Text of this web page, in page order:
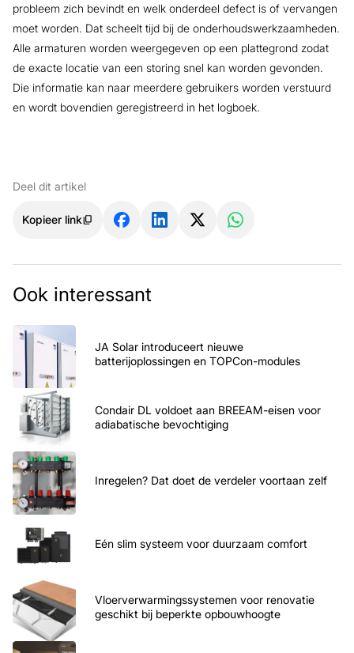
probleem zich bevindt en welk onderdeel defect is of vervangen
moet worden. Dat scheelt tijd bij de onderhoudswerkzaamheden.
Alle armaturen worden weergegeven op een plattegrond zodat
de exacte locatie van een storing snel kan worden gevonden.
Die informatie kan naar meerdere gebruikers worden verstuurd
en wordt bovendien geregistreerd in het logboek.
Deel dit artikel
Kopieer link
Ook interessant
JA Solar introduceert nieuwe
batterijoplossingen en TOPCon-modules
Condair DL voldoet aan BREEAM-eisen voor
adiabatische bevochtiging
Inregelen? Dat doet de verdeler voortaan zelf
Eén slim systeem voor duurzaam comfort
Vloerverwarmingssystemen voor renovatie
geschikt bij beperkte opbouwhoogte